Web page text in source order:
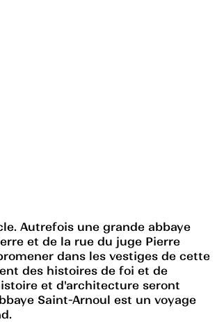
Autrefois une grande abbaye
et de la rue du juge Pierre
dans les vestiges de cette
des histoires de foi et de
et d'architecture seront
Saint-Arnoul est un voyage